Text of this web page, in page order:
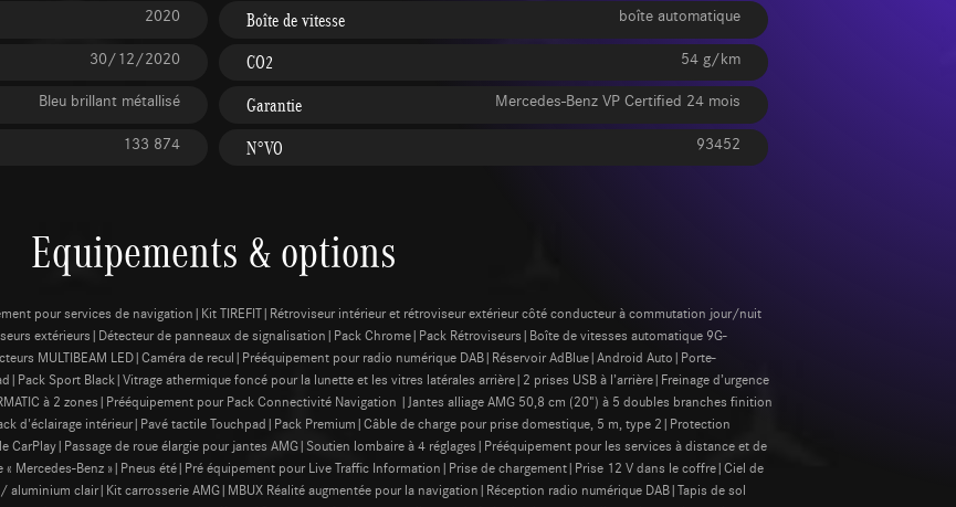
2020
30/12/2020
Bleu brillant métallisé
133 874
Boîte de vitesse boîte automatique
CO2 54 g/km
Garantie Mercedes-Benz VP Certified 24 mois
N°VO 93452
Equipements & options
pour services de navigation|Kit TIREFIT|Rétroviseur intérieur et rétroviseur extérieur côté conducteur à commutation jour/nuit
extérieurs|Détecteur de panneaux de signalisation|Pack Chrome|Pack Rétroviseurs|Boîte de vitesses automatique 9G-
MULTIBEAM LED|Caméra de recul|Prééquipement pour radio numérique DAB|Réservoir AdBlue|Android Auto|Porte-
Sport Black|Vitrage athermique foncé pour la lunette et les vitres latérales arrière|2 prises USB à l’arrière|Freinage d’urgence
à 2 zones|Prééquipement pour Pack Connectivité Navigation |Jantes alliage AMG 50,8 cm (20") à 5 doubles branches finition
d'éclairage intérieur|Pavé tactile Touchpad|Pack Premium|Câble de charge pour prise domestique, 5 m, type 2|Protection
de roue élargie pour jantes AMG|Soutien lombaire à 4 réglages|Prééquipement pour les services à distance et de
Mercedes-Benz »|Pneus été|Pré équipement pour Live Traffic Information|Prise de chargement|Prise 12 V dans le coffre|Ciel de
clair|Kit carrosserie AMG|MBUX Réalité augmentée pour la navigation|Réception radio numérique DAB|Tapis de sol